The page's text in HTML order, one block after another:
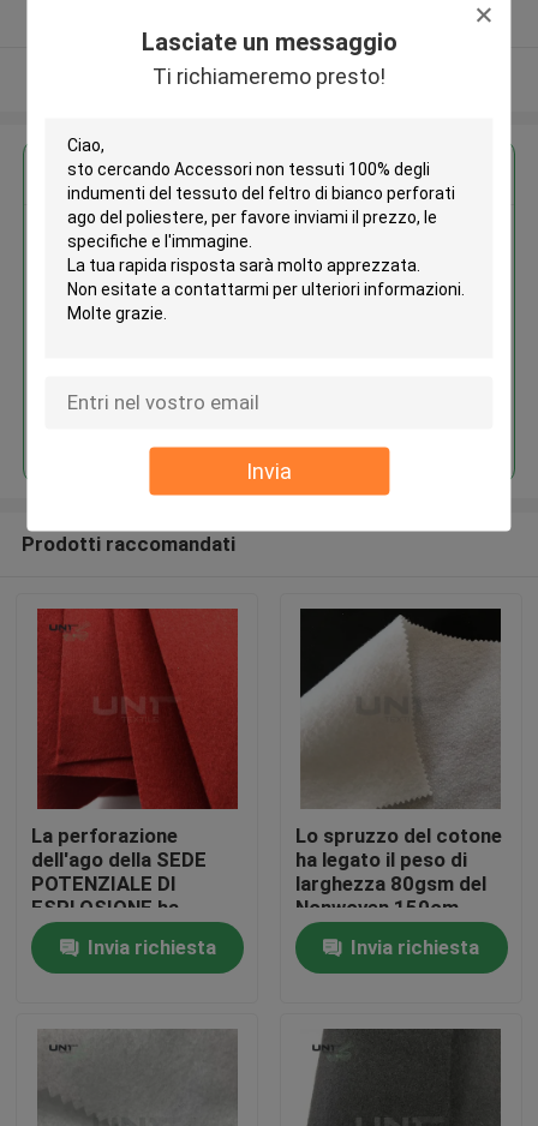
Lasciate un messaggio
Ti richiameremo presto!
Invia
Casa.
Prodotti
Su di noi
Osservi più
Ottieni il miglior prezzo per
Accessori non tessuti 100%
degli indumenti del tessuto del
feltro di bianco perforati ago del
Prodotti raccomandati
La perforazione
dell'ago della SEDE
POTENZIALE DI
ESPLOSIONE ha
ritenuto il Nonwoven
della perforazione
dell'ago del tessuto
tappeto
Invia richiesta
Lo spruzzo del cotone
ha legato il peso di
larghezza 80gsm del
Nonwoven 150cm
della perforazione
dell'ago dell'ovatta
Invia richiesta